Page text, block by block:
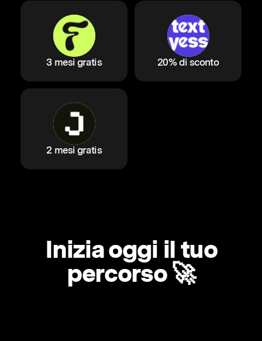
3 mesi gratis 20% di sconto
2 mesi gratis
Inizia oggi il tuo
percorso 🚀